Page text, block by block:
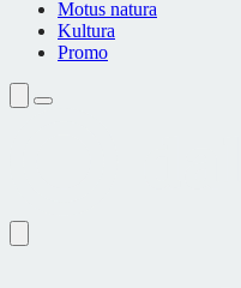
Motus natura
Kultura
Promo